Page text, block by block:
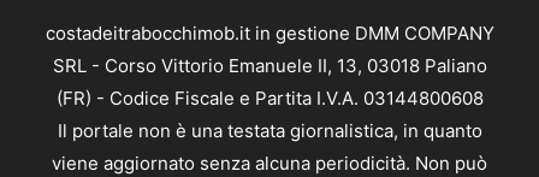
costadeitrabocchimob.it in gestione DMM COMPANY
SRL - Corso Vittorio Emanuele II, 13, 03018 Paliano
(FR) - Codice Fiscale e Partita I.V.A. 03144800608
Il portale non è una testata giornalistica, in quanto
viene aggiornato senza alcuna periodicità. Non può